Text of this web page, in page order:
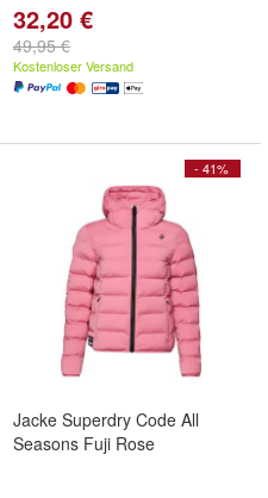
32,20 €
49,95 €
Kostenloser Versand
- 41%
Jacke Superdry Code All
Seasons Fuji Rose